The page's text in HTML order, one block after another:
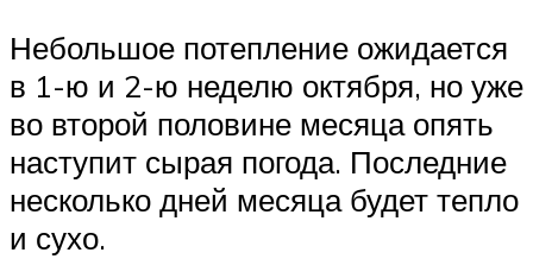
Небольшое потепление ожидается
в 1-ю и 2-ю неделю октября, но уже
во второй половине месяца опять
наступит сырая погода. Последние
несколько дней месяца будет тепло
и сухо.